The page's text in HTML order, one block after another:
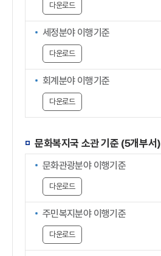
다운로드
세정분야 이행기준
다운로드
회계분야 이행기준
다운로드
문화복지국 소관 기준 (5개부서)
문화관광분야 이행기준
다운로드
주민복지분야 이행기준
다운로드